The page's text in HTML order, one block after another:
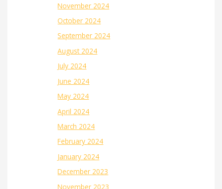
November 2024
October 2024
September 2024
August 2024
July 2024
June 2024
May 2024
April 2024
March 2024
February 2024
January 2024
December 2023
November 2023